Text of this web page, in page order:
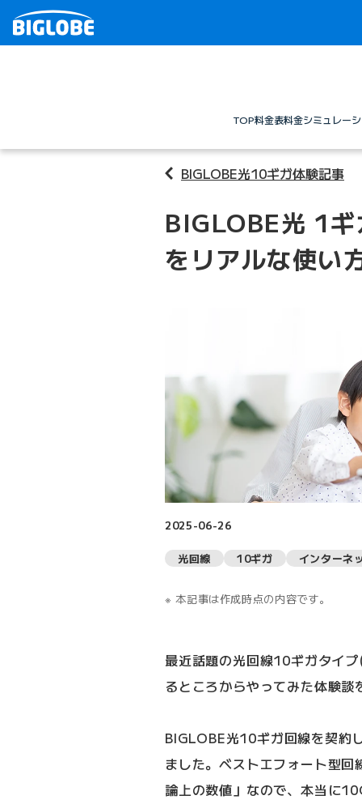
TOP料金表料金シミュレー
BIGLOBE光10ギガ体験記事
BIGLOBE光 1
をリアルな使い
2025-06-26
光回線 10ギガ インターネ
本記事は作成時点の内容です。
最近話題の光回線10ギガタイ
るところからやってみた体験
BIGLOBE光10ギガ回線を契約
ました。ベストエフォート型
論上の数値」なので、本当に